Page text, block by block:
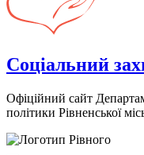
Соціальний
Офіційний сайт
політики Рівненської